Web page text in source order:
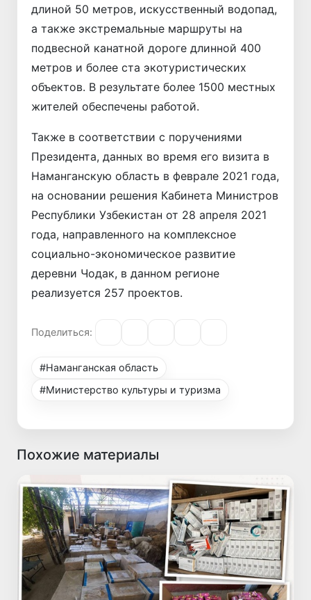
длиной 50 метров, искусственный водопад,
а также экстремальные маршруты на
подвесной канатной дороге длинной 400
метров и более ста экотуристических
объектов. В результате более 1500 местных
жителей обеспечены работой.
Также в соответствии с поручениями
Президента, данных во время его визита в
Наманганскую область в феврале 2021 года,
на основании решения Кабинета Министров
Республики Узбекистан от 28 апреля 2021
года, направленного на комплексное
социально-экономическое развитие
деревни Чодак, в данном регионе
реализуется 257 проектов.
Поделиться:
#Наманганская область
#Министерство культуры и туризма
Похожие материалы